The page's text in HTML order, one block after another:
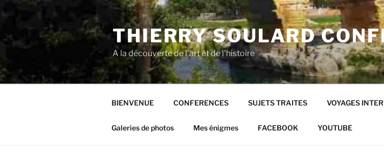
au
principal
THIERRY SOULARD
A la découverte de l'art et de l'histoire
BIENVENUE CONFERENCES SUJETS TRAITES VOYAGES
Galeries de photos Mes énigmes FACEBOOK YOUTUBE